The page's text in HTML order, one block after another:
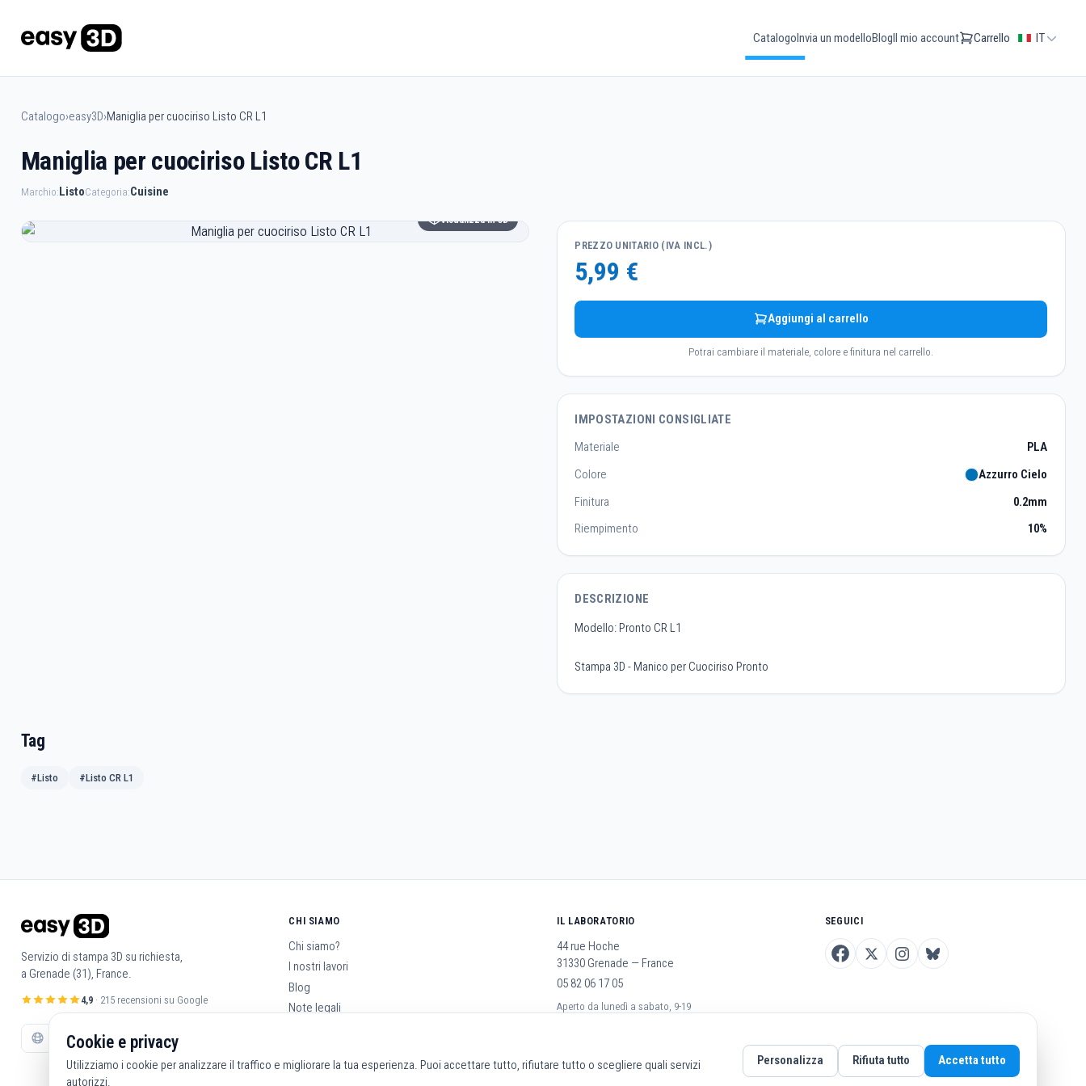
CatalogoInvia un modelloBlogIl mio account Carrello IT
Catalogo›easy3D›Maniglia per cuociriso Listo CR L1
Maniglia per cuociriso Listo CR L1
Marchio:ListoCategoria:Cuisine
Visualizza in 3D
PREZZO UNITARIO (IVA INCL.)
5,99 €
Aggiungi al carrello
Potrai cambiare il materiale, colore e finitura nel carrello.
IMPOSTAZIONI CONSIGLIATE
Materiale
PLA
Colore
Azzurro Cielo
Finitura
0.2mm
Riempimento
10%
DESCRIZIONE
Modello: Pronto CR L1
Stampa 3D - Manico per Cuociriso Pronto
Tag
#Listo #Listo CR L1
Servizio di stampa 3D su richiesta,
a Grenade (31), France.
4,9· 215 recensioni su Google
CHI SIAMO
Chi siamo?
I nostri lavori
Blog
Note legali
IL LABORATORIO
44 rue Hoche
31330 Grenade — France
05 82 06 17 05
Aperto da lunedì a sabato, 9-19
SEGUICI
Cookie e privacy
Utilizziamo i cookie per analizzare il traffico e migliorare la tua esperienza. Puoi accettare tutto, rifiutare tutto o scegliere quali servizi
autorizzi.
Personalizza Rifiuta tutto Accetta tutto